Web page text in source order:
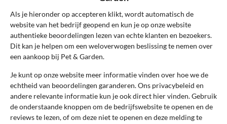
De review *
Als je hieronder op accepteren klikt, wordt automatisch de
website van het bedrijf geopend en kun je op onze website
authentieke beoordelingen lezen van echte klanten en bezoekers.
Dit kan je helpen om een weloverwogen beslissing te nemen over
een aankoop bij Pet & Garden.
Je kunt op onze website meer informatie vinden over hoe we de
echtheid van beoordelingen garanderen. Ons privacybeleid en
andere relevante informatie kun je ook direct hier vinden. Gebruik
de onderstaande knoppen om de bedrijfswebsite te openen en de
reviews te lezen, of om deze niet te openen en deze melding te